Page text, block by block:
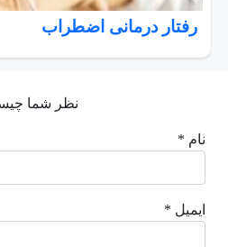
رفتار درمانی اضطراب
نظر شما
نام *
ایمیل *